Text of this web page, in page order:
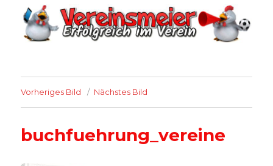
Vorheriges Bild Nächstes Bild
buchfuehrung_vereine